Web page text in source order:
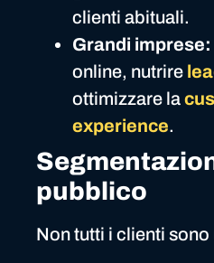
clienti abituali.
Grandi imprese:
online, nutrire
ottimizzare la
experience.
pubblico
Non tutti i clienti sono